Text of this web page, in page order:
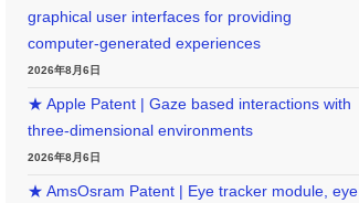
graphical user interfaces for providing
computer-generated experiences
2026年8月6日
★ Apple Patent | Gaze based interactions with
three-dimensional environments
2026年8月6日
★ AmsOsram Patent | Eye tracker module, eye